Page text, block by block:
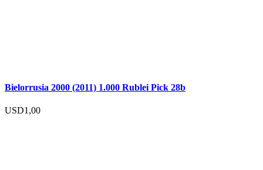
Bielorrusia 2000 (2011) 1.000 Rublei Pick 28b
USD1,00